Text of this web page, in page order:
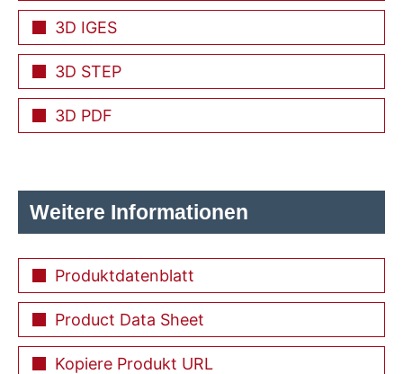
3D IGES
3D STEP
3D PDF
Weitere Informationen
Produktdatenblatt
Product Data Sheet
Kopiere Produkt URL